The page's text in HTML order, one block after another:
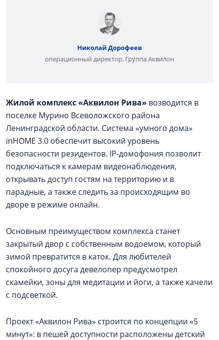
Николай Дорофеев
операционный директор, Группа Аквилон
Жилой комплекс «Аквилон Рива» возводится в
поселке Мурино Всеволожского района
Ленинградской области. Система «умного дома»
inHOME 3.0 обеспечит высокий уровень
безопасности резидентов. IP-домофония позволит
подключаться к камерам видеонаблюдения,
открывать доступ гостям на территорию и в
парадные, а также следить за происходящим во
дворе в режиме онлайн.
Основным преимуществом комплекса станет
закрытый двор с собственным водоемом, который
зимой превратится в каток. Для любителей
спокойного досуга девелопер предусмотрел
скамейки, зоны для медитации и йоги, а также качели
с подсветкой.
Проект «Аквилон Рива» строится по концепции «5
минут»: в пешей доступности расположены детский